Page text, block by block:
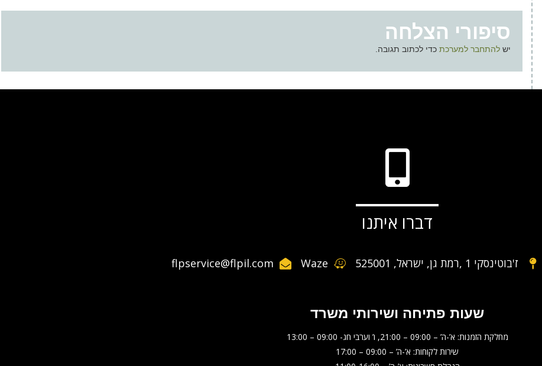
סיפורי הצלחה
יש להתחבר למערכת כדי לכתוב תגובה.
דברו איתנו
ז'בוטינסקי 1 ,רמת גן, ישראל, 525001 Waze
flpservice@flpil.com
שעות פתיחה ושירותי משרד
מחלקת הזמנות: א’-ה’ – 09:00 – 21:00, ו’ וערבי חג- 09:00 – 13:00
שירות לקוחות: א’-ה’ – 09:00 – 17:00